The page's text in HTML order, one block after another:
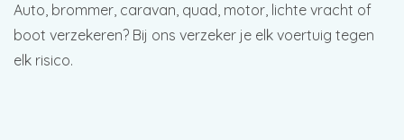
Auto, brommer, caravan, quad, motor, lichte vracht of
boot verzekeren? Bij ons verzeker je elk voertuig tegen
elk risico.